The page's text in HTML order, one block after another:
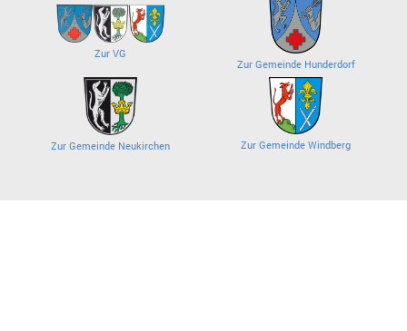
Zur VG
Zur Gemeinde Hunderdorf
Zur Gemeinde Neukirchen Zur Gemeinde Windberg